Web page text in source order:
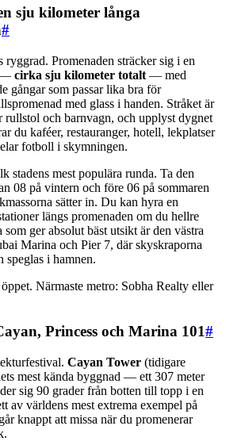
sju kilometer långa
#
Promenaden sträcker sig i en
— cirka sju kilometer totalt — med
gångar som passar lika bra för
med glass i handen. Stråket är
och barnvagn, och upplyst dygnet
du kaféer, restauranger, hotell, lekplatser
fotboll i skymningen.
stadens mest populära runda. Ta den
08 på vintern och före 06 på sommaren
sätter in. Du kan hyra en
längs promenaden om du hellre
ger absolut bäst utsikt är den västra
Marina och Pier 7, där skyskraporna
speglas i hamnen.
Närmaste metro: Sobha Realty eller
Princess och Marina 101#
Cayan Tower (tidigare
mest kända byggnad — ett 307 meter
sig 90 grader från botten till topp i en
av världens mest extrema exempel på
knappt att missa när du promenerar